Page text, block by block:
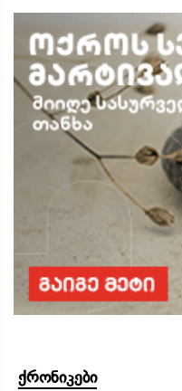
ქრონიკები